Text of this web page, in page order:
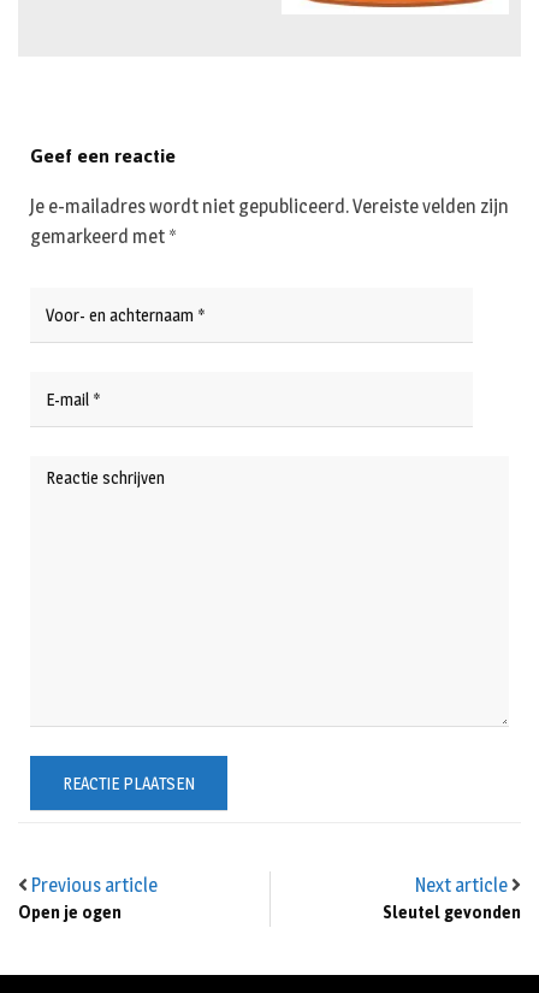
Previous article
Open je ogen
Next article
Sleutel gevonden
Geef een reactie
Je e-mailadres wordt niet gepubliceerd.Vereiste velden zijn
gemarkeerd met *